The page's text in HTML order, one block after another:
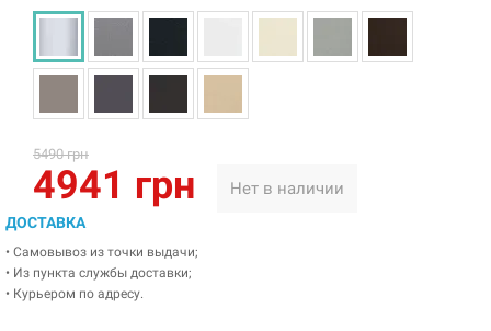
5490 грн
4941 грн Нет в наличии
ДОСТАВКА
• Самовывоз из точки выдачи;
• Из пункта службы доставки;
• Курьером по адресу.